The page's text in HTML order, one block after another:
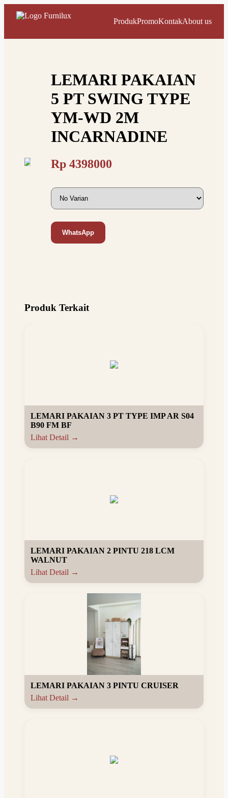
ProdukPromoKontakAbout us
LEMARI PAKAIAN
5 PT SWING TYPE
YM-WD 2M
INCARNADINE
Rp 4398000
WhatsApp
Produk Terkait
LEMARI PAKAIAN 3 PT TYPE IMP AR S04
B90 FM BF
Lihat Detail →
LEMARI PAKAIAN 2 PINTU 218 LCM
WALNUT
Lihat Detail →
LEMARI PAKAIAN 3 PINTU CRUISER
Lihat Detail →